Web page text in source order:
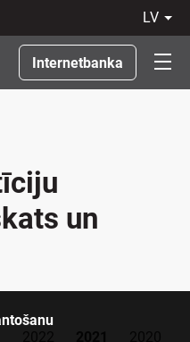
Internetbanka
un